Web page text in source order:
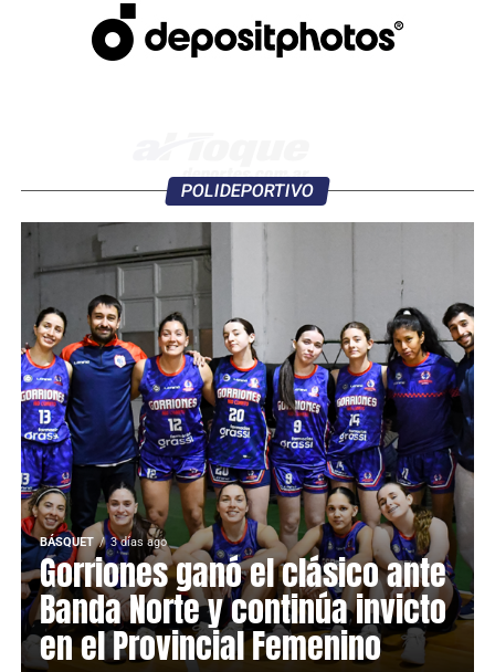
POLIDEPORTIVO
BÁSQUET 3 días ago
Gorriones ganó el clásico ante
Banda Norte y continúa invicto
en el Provincial Femenino